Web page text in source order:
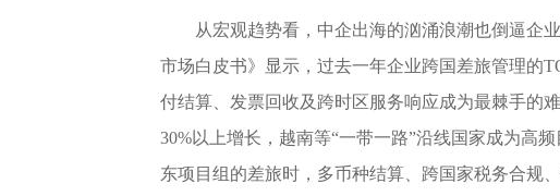
从宏观趋势看，中企出海的汹涌浪潮也倒逼企
市场白皮书》显示，过去一年企业跨国差旅管理的
付结算、发票回收及跨时区服务响应成为最棘手的
30%以上增长，越南等“一带一路”沿线国家成为高
东项目组的差旅时，多币种结算、跨国家税务合规